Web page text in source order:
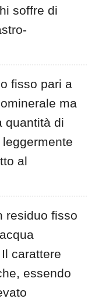
soffre di
fisso pari a
ma
quantità di
al
residuo fisso
carattere
essendo